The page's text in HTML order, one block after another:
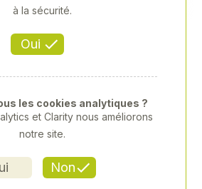
Oui
à la sécurité.
Non
les cookies analytiques ?
et Clarity nous améliorons
notre site.